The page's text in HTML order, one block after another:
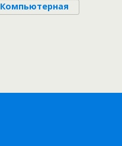
Компьютерная